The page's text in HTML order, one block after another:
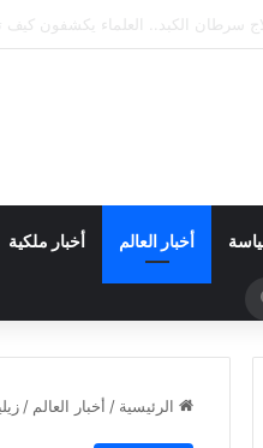
إكس يضرب القمر.. فوهة جديدة تثير
أخبار العالم أخبار ملكية
بحث
الرئيسية / أخبار العالم /